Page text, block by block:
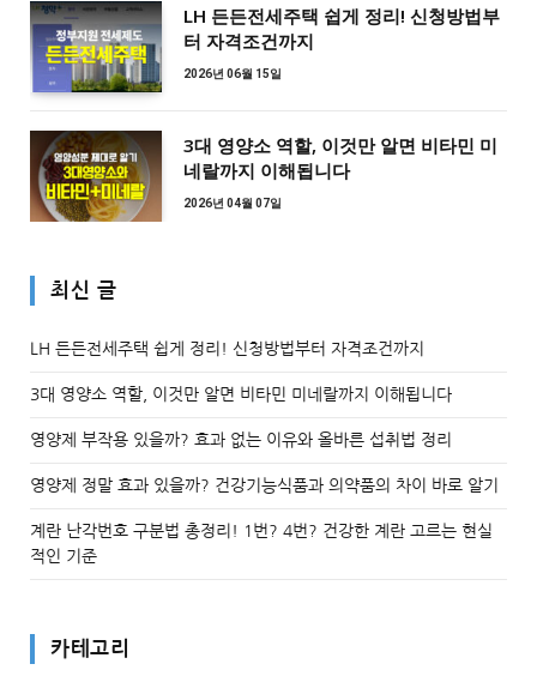
LH 든든전세주택 쉽게 정리! 신청방법부
터 자격조건까지
2026년 06월 15일
3대 영양소 역할, 이것만 알면 비타민 미
네랄까지 이해됩니다
2026년 04월 07일
최신 글
LH 든든전세주택 쉽게 정리! 신청방법부터 자격조건까지
3대 영양소 역할, 이것만 알면 비타민 미네랄까지 이해됩니다
영양제 부작용 있을까? 효과 없는 이유와 올바른 섭취법 정리
영양제 정말 효과 있을까? 건강기능식품과 의약품의 차이 바로 알기
계란 난각번호 구분법 총정리! 1번? 4번? 건강한 계란 고르는 현실
적인 기준
카테고리